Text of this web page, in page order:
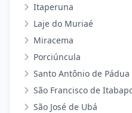
Itaperuna
Laje do Muriaé
Miracema
Porciúncula
Santo Antônio de Pádua
São Francisco de
São José de Ubá